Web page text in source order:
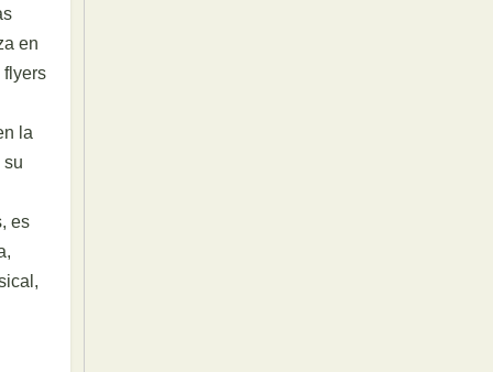
en
flyers
la
su
es